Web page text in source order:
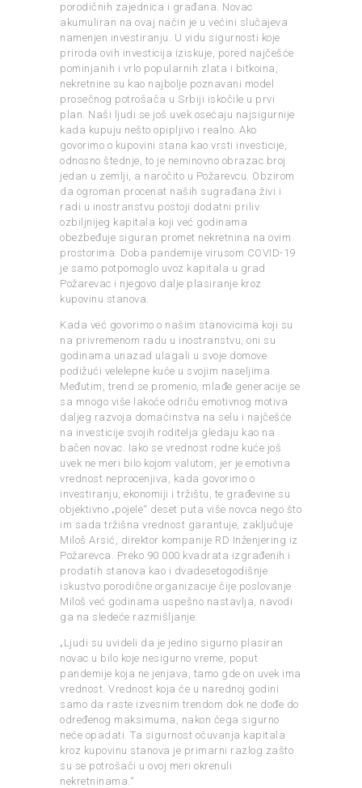
porodičnih zajednica i građana. Novac
akumuliran na ovaj način je u većini slučajeva
namenjen investiranju. U vidu sigurnosti koje
priroda ovih investicija iziskuje, pored najčešće
pominjanih i vrlo popularnih zlata i bitkoina,
nekretnine su kao najbolje poznavani model
prosečnog potrošača u Srbiji iskočile u prvi
plan. Naši ljudi se još uvek osećaju najsigurnije
kada kupuju nešto opipljivo i realno. Ako
govorimo o kupovini stana kao vrsti investicije,
odnosno štednje, to je neminovno obrazac broj
jedan u zemlji, a naročito u Požarevcu. Obzirom
da ogroman procenat naših sugrađana živi i
radi u inostranstvu postoji dodatni priliv
ozbiljnijeg kapitala koji već godinama
obezbeđuje siguran promet nekretnina na ovim
prostorima. Doba pandemije virusom COVID-19
je samo potpomoglo uvoz kapitala u grad
Požarevac i njegovo dalje plasiranje kroz
kupovinu stanova.
Kada već govorimo o našim stanovicima koji su
na privremenom radu u inostranstvu, oni su
godinama unazad ulagali u svoje domove
podižući velelepne kuće u svojim naseljima.
Međutim, trend se promenio, mlađe generacije se
sa mnogo više lakoće odriču emotivnog motiva
daljeg razvoja domaćinstva na selu i najčešće
na investicije svojih roditelja gledaju kao na
bačen novac. Iako se vrednost rodne kuće još
uvek ne meri bilo kojom valutom, jer je emotivna
vrednost neprocenjiva, kada govorimo o
investiranju, ekonomiji i tržištu, te građevine su
objektivno „pojele“ deset puta više novca nego što
im sada tržišna vrednost garantuje, zaključuje
Miloš Arsić, direktor kompanije RD Inženjering iz
Požarevca. Preko 90 000 kvadrata izgrađenih i
prodatih stanova kao i dvadesetogodišnje
iskustvo porodične organizacije čije poslovanje
Miloš već godinama uspešno nastavlja, navodi
ga na sledeće razmišljanje:
„Ljudi su uvideli da je jedino sigurno plasiran
novac u bilo koje nesigurno vreme, poput
pandemije koja ne jenjava, tamo gde on uvek ima
vrednost. Vrednost koja će u narednoj godini
samo da raste izvesnim trendom dok ne dođe do
određenog maksimuma, nakon čega sigurno
neće opadati. Ta sigurnost očuvanja kapitala
kroz kupovinu stanova je primarni razlog zašto
su se potrošači u ovoj meri okrenuli
nekretninama.“